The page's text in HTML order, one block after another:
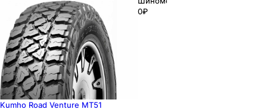
0₽
Kumho Road Venture MT51